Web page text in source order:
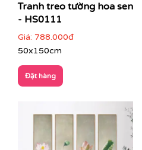
Tranh treo tường hoa sen
- HS0111
Giá: 788.000đ
50x150cm
Đặt hàng